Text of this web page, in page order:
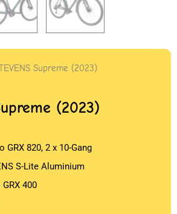
Supreme (2023)
(2023)
GRX 820, 2 x 10-Gang
S-Lite Aluminium
400